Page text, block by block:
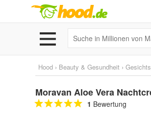
Hood › Beauty & Gesundheit ›
Moravan Aloe Vera
1 Bewertung